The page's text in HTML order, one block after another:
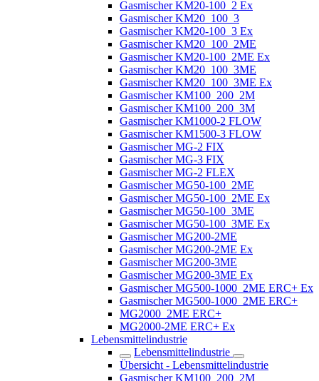
Gasmischer KM20-100_2 Ex
Gasmischer KM20_100_3
Gasmischer KM20-100_3 Ex
Gasmischer KM20_100_2ME
Gasmischer KM20-100_2ME Ex
Gasmischer KM20_100_3ME
Gasmischer KM20_100_3ME Ex
Gasmischer KM100_200_2M
Gasmischer KM100_200_3M
Gasmischer KM1000-2 FLOW
Gasmischer KM1500-3 FLOW
Gasmischer MG-2 FIX
Gasmischer MG-3 FIX
Gasmischer MG-2 FLEX
Gasmischer MG50-100_2ME
Gasmischer MG50-100_2ME Ex
Gasmischer MG50-100_3ME
Gasmischer MG50-100_3ME Ex
Gasmischer MG200-2ME
Gasmischer MG200-2ME Ex
Gasmischer MG200-3ME
Gasmischer MG200-3ME Ex
Gasmischer MG500-1000_2ME ERC+ Ex
Gasmischer MG500-1000_2ME ERC+
MG2000_2ME ERC+
MG2000-2ME ERC+ Ex
Lebensmittelindustrie
Lebensmittelindustrie
Übersicht - Lebensmittelindustrie
Gasmischer KM100_200_2M